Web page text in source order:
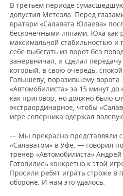
В третьем периоде
допустил Метсола. Перед
вратари «Салавата Юлаева»
бесконечными ляпами. Юха как
максимальной стабильностью и
себе выбегать из ворот без
занервничал, и сделал
который, в свою очередь,
Голышеву, поразившему ворота.
«Автомобилиста» за 15 минут
как приговор, но должно было
экстраординарное, чтобы
игре соперника одержал
— Мы прекрасно представляли
«Салаватом» в Уфе, — говорил
тренер «Автомобилиста»
Готовились конкретно к этой
Просили ребят играть строже в
обороне. И нам это удалось.